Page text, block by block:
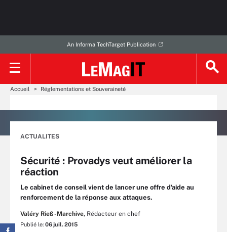
An Informa TechTarget Publication
Accueil Réglementations et Souveraineté
ACTUALITES
Sécurité : Provadys veut améliorer la
réaction
Le cabinet de conseil vient de lancer une offre d'aide au
renforcement de la réponse aux attaques.
Valéry Rieß-Marchive, Rédacteur en chef
Publié le: 06 juil. 2015